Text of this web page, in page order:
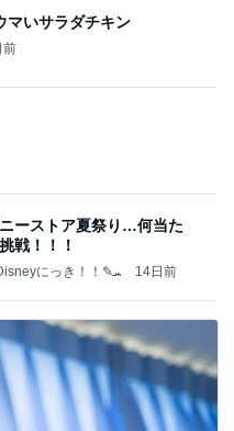
英語よりも国語の攻略が重視
い。
はどこへ行く
掃除の方法
１/３０開催 ガリガリ君が
てくる！のご紹介です
ブログ Powered by Ame
10日前